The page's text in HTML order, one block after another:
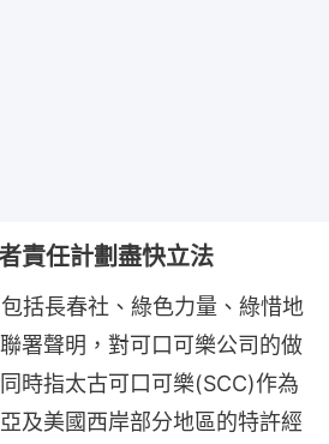
責任計劃盡快立法
括長春社、綠色力量、綠惜地
署聲明，對可口可樂公司的做
時指太古可口可樂(SCC)作為
及美國西岸部分地區的特許經